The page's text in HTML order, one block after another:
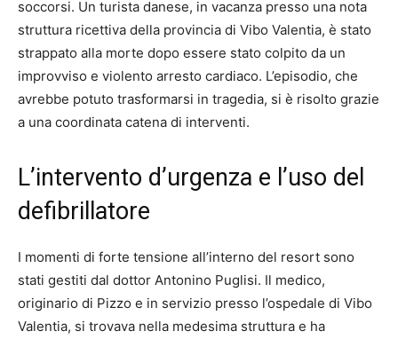
soccorsi. Un turista danese, in vacanza presso una nota
struttura ricettiva della provincia di Vibo Valentia, è stato
strappato alla morte dopo essere stato colpito da un
improvviso e violento arresto cardiaco. L’episodio, che
avrebbe potuto trasformarsi in tragedia, si è risolto grazie
a una coordinata catena di interventi.
L’intervento d’urgenza e l’uso del
defibrillatore
I momenti di forte tensione all’interno del resort sono
stati gestiti dal dottor Antonino Puglisi. Il medico,
originario di Pizzo e in servizio presso l’ospedale di Vibo
Valentia, si trovava nella medesima struttura e ha